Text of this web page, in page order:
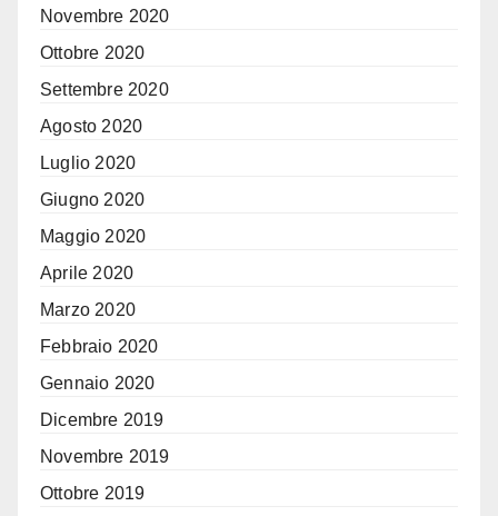
Novembre 2020
Ottobre 2020
Settembre 2020
Agosto 2020
Luglio 2020
Giugno 2020
Maggio 2020
Aprile 2020
Marzo 2020
Febbraio 2020
Gennaio 2020
Dicembre 2019
Novembre 2019
Ottobre 2019